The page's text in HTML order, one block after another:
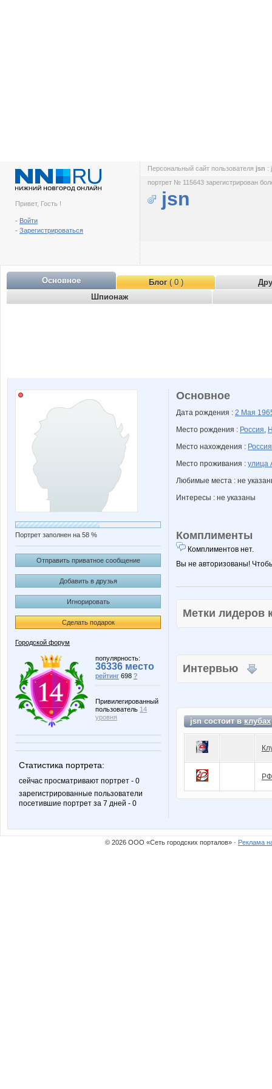
Привет, Гость !
- Войти
- Зарегистрироваться
Персональный сайт пользователя jsn :
портрет № 115643 зарегистрирован
jsn
Основное Блог( 0 )
Шпионаж
Портрет заполнен на 58 %
Отправить приватное сообщение
Добавить в друзья
Игнорировать
Сделать подарок
Городской форум
популярность:
36336 место
рейтинг 698 ?
Привилегированный
пользователь 14
уровня
Статистика портрета:
сейчас просматривают портрет - 0
зарегистрированные пользователи
посетившие портрет за 7 дней - 0
Основное
Дата рождения : 2 Мая
Место рождения : Россия,
Место нахождения : Россия
Место проживания : улица
Любимые места : не
Интересы : не указаны
Комплименты
Комплиментов нет.
Вы не авторизованы!
Метки
Интервью
jsn состоит вклубах
© 2026 ООО «Сеть городских порталов» · Реклама